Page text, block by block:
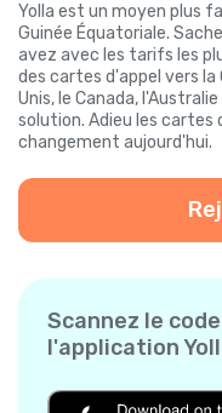
Yolla est un moyen plus
Guinée Équatoriale.
avez avec les tarifs les
des cartes d'appel vers
Unis, le Canada,
solution. Adieu les cartes
changement aujourd'hui.
Scannez le
l'application